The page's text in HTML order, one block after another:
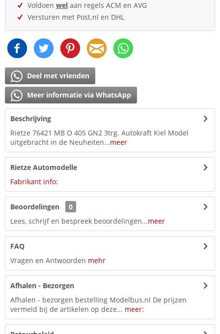
Voldoen wel aan regels ACM en AVG
Versturen met Post.nl en DHL
Deel met vrienden
Meer informatie via WhatsApp
Beschrijving
Rietze 76421 MB O 405 GN2 3trg. Autokraft Kiel Model
uitgebracht in de Neuheiten...meer
Rietze Automodelle
Fabrikant info:
Beoordelingen
0
Lees, schrijf en bespreek beoordelingen...meer
FAQ
Vragen en Antwoorden mehr
Afhalen - Bezorgen
Afhalen - bezorgen bestelling Modelbus.nl De prijzen
vermeld bij de artikelen op deze... meer: